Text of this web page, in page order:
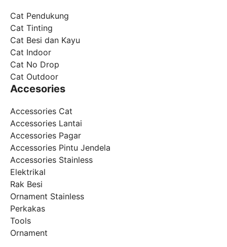
Cat Pendukung
Cat Tinting
Cat Besi dan Kayu
Cat Indoor
Cat No Drop
Cat Outdoor
Accesories
Accessories Cat
Accessories Lantai
Accessories Pagar
Accessories Pintu Jendela
Accessories Stainless
Elektrikal
Rak Besi
Ornament Stainless
Perkakas
Tools
Ornament